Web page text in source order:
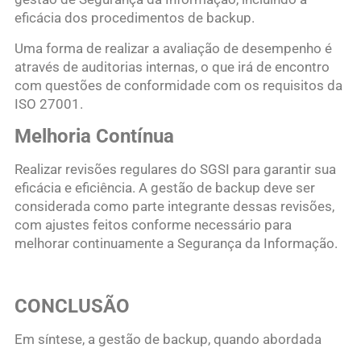
eficácia dos procedimentos de backup.
Uma forma de realizar a avaliação de desempenho é
através de auditorias internas, o que irá de encontro
com questões de conformidade com os requisitos da
ISO 27001.
Melhoria Contínua
Realizar revisões regulares do SGSI para garantir sua
eficácia e eficiência. A gestão de backup deve ser
considerada como parte integrante dessas revisões,
com ajustes feitos conforme necessário para
melhorar continuamente a Segurança da Informação.
CONCLUSÃO
Em síntese, a gestão de backup, quando abordada